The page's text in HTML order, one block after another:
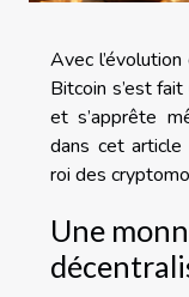
Avec
Bitcoin s’est
et s’apprête
dans cet
roi des
Une